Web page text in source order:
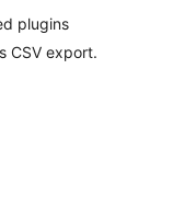
plugins
CSV export.